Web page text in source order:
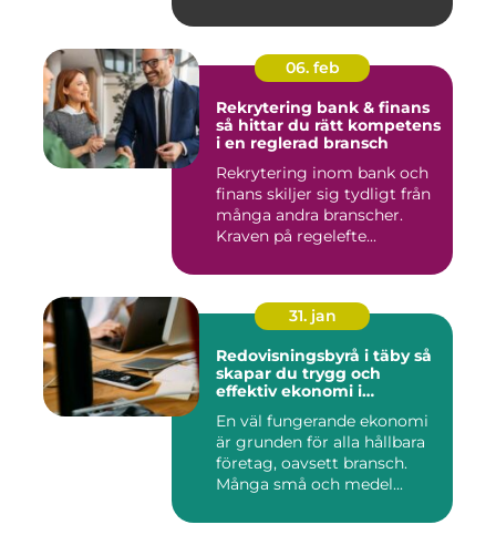
06. feb
Rekrytering bank & finans
så hittar du rätt kompetens
i en reglerad bransch
Rekrytering inom bank och
finans skiljer sig tydligt från
många andra branscher.
Kraven på regelefte...
31. jan
Redovisningsbyrå i täby så
skapar du trygg och
effektiv ekonomi i
En väl fungerande ekonomi
är grunden för alla hållbara
företag, oavsett bransch.
Många små och medel...